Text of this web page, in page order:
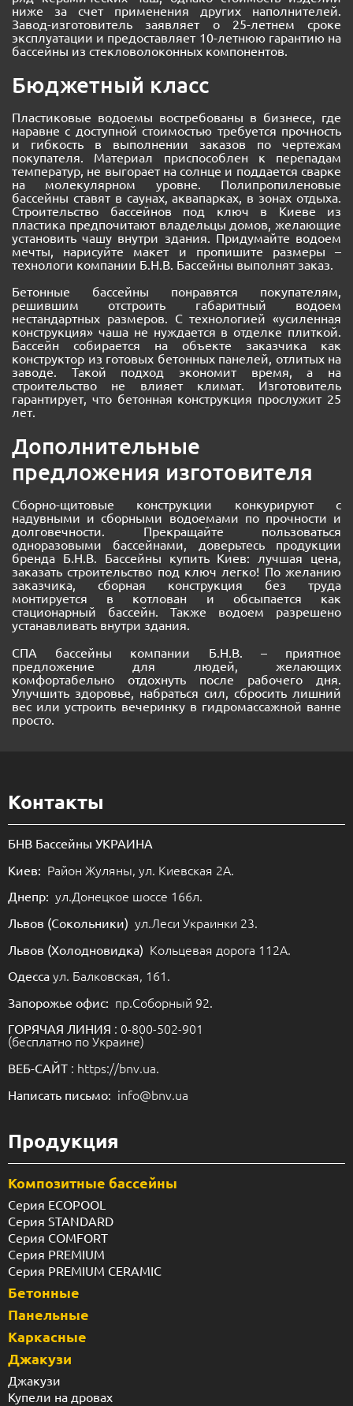
ниже за счет применения других наполнителей.
Завод-изготовитель заявляет о 25-летнем сроке
эксплуатации и предоставляет 10-летнюю гарантию на
бассейны из стекловолоконных компонентов.
Бюджетный класс
Пластиковые водоемы востребованы в бизнесе, где
наравне с доступной стоимостью требуется прочность
и гибкость в выполнении заказов по чертежам
покупателя. Материал приспособлен к перепадам
температур, не выгорает на солнце и поддается сварке
на молекулярном уровне. Полипропиленовые
бассейны ставят в саунах, аквапарках, в зонах отдыха.
Строительство бассейнов под ключ в Киеве из
пластика предпочитают владельцы домов, желающие
установить чашу внутри здания. Придумайте водоем
мечты, нарисуйте макет и пропишите размеры –
технологи компании Б.Н.В. Бассейны выполнят заказ.
Бетонные бассейны понравятся покупателям,
решившим отстроить габаритный водоем
нестандартных размеров. С технологией «усиленная
конструкция» чаша не нуждается в отделке плиткой.
Бассейн собирается на объекте заказчика как
конструктор из готовых бетонных панелей, отлитых на
заводе. Такой подход экономит время, а на
строительство не влияет климат. Изготовитель
гарантирует, что бетонная конструкция прослужит 25
лет.
Дополнительные
предложения изготовителя
Сборно-щитовые конструкции конкурируют с
надувными и сборными водоемами по прочности и
долговечности. Прекращайте пользоваться
одноразовыми бассейнами, доверьтесь продукции
бренда Б.Н.В. Бассейны купить Киев: лучшая цена,
заказать строительство под ключ легко! По желанию
заказчика, сборная конструкция без труда
монтируется в котлован и обсыпается как
стационарный бассейн. Также водоем разрешено
устанавливать внутри здания.
СПА бассейны компании Б.Н.В. – приятное
предложение для людей, желающих
комфортабельно отдохнуть после рабочего дня.
Улучшить здоровье, набраться сил, сбросить лишний
вес или устроить вечеринку в гидромассажной ванне
просто.
Контакты
БНВ Бассейны УКРАИНА
Киев: Район Жуляны, ул. Киевская 2А.
Днепр: ул.Донецкое шоссе 166л.
Львов (Сокольники) ул.Леси Украинки 23.
Львов (Холодновидка) Кольцевая дорога 112А.
Одесса ул. Балковская, 161.
Запорожье офис: пр.Соборный 92.
ГОРЯЧАЯ ЛИНИЯ : 0-800-502-901
(бесплатно по Украине)
ВЕБ-САЙТ : https://bnv.ua.
Написать письмо: info@bnv.ua
Продукция
Композитные бассейны
Серия ECOPOOL
Серия STANDARD
Серия COMFORT
Серия PREMIUM
Серия PREMIUM CERAMIC
Бетонные
Панельные
Каркасные
Джакузи
Джакузи
Купели на дровах